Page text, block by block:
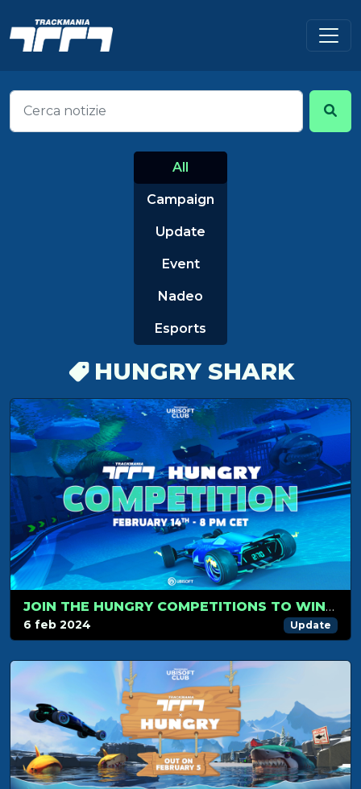
All
Campaign
Update
Event
Nadeo
Esports
HUNGRY SHARK
JOIN THE HUNGRY COMPETITIONS TO WIN SPECIAL REWARDS!
6 feb 2024 Update